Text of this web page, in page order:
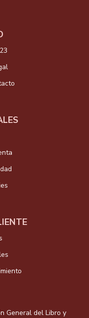
General del Libro y